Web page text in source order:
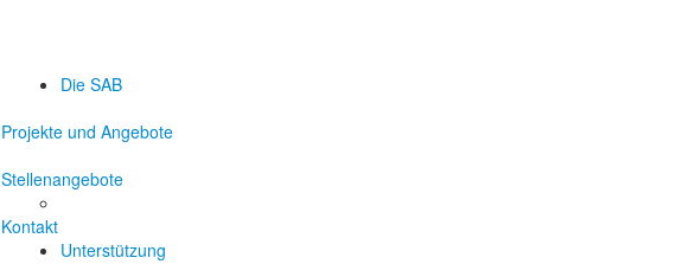
Die SAB
Projekte und Angebote
Stellenangebote
Kontakt
Unterstützung